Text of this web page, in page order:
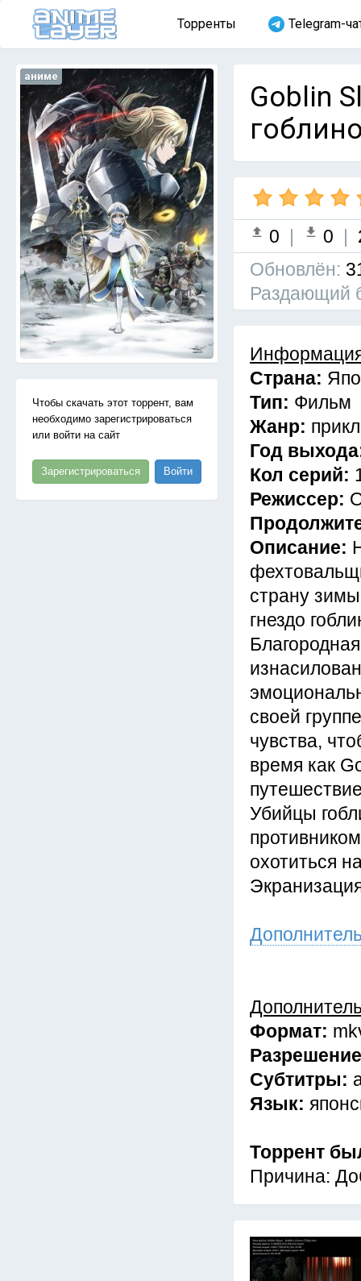
Торренты Telegram-
аниме
Чтобы скачать этот торрент, вам
необходимо зарегистрироваться
или войти на сайт
Зарегистрироваться Войти
Goblin
0 | 0 |
Обновлён:
Раздающий
Страна:
Тип: Фильм
Жанр:
Год
Кол серий:
Режиссер:
Описание:
страну
гнездо
своей
чувства,
время как
Убийцы
охотиться
Формат:
Субтитры:
Язык:
Торрент
Причина: